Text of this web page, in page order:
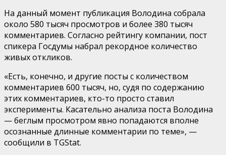
На данный момент публикация Володина собрала
около 580 тысяч просмотров и более 380 тысяч
комментариев. Согласно рейтингу компании, пост
спикера Госдумы набрал рекордное количество
живых откликов.
«Есть, конечно, и другие посты с количеством
комментариев 600 тысяч, но, судя по содержанию
этих комментариев, кто-то просто ставил
эксперименты. Касательно анализа поста Володина
— беглым просмотром явно попадаются вполне
осознанные длинные комментарии по теме», —
сообщили в TGStat.